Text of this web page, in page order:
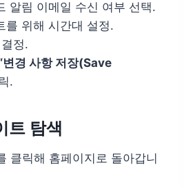
알림 이메일 수신 여부 선택.
를 위해 시간대 설정.
정.
변경 사항 저장(Save
.
트 탐색
클릭해 홈페이지로 돌아갑니